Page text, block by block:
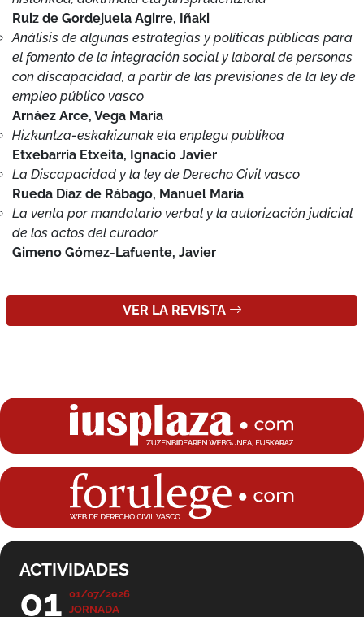
con discapacidad, a partir de las previsiones de la ley de
empleo público vasco
Arnáez Arce, Vega María
Hizkuntza-eskakizunak eta enplegu publikoa
Etxebarria Etxeita, Ignacio Javier
La Discapacidad y la ley de Derecho Civil vasco
Rueda Díaz de Rábago, Manuel María
La venta por mandatario verbal y la autorización judicial
de los actos del curador
Gimeno Gómez-Lafuente, Javier
VER LA REVISTA
ACTIVIDADES
01
CHARLA-COLOQUIO: TESTAMENTO VITAL O
DOCUMENTO DE VOLUNTADES ANTICIPADAS ¿QUÉ